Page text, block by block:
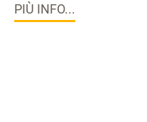
PIÙ INFO...